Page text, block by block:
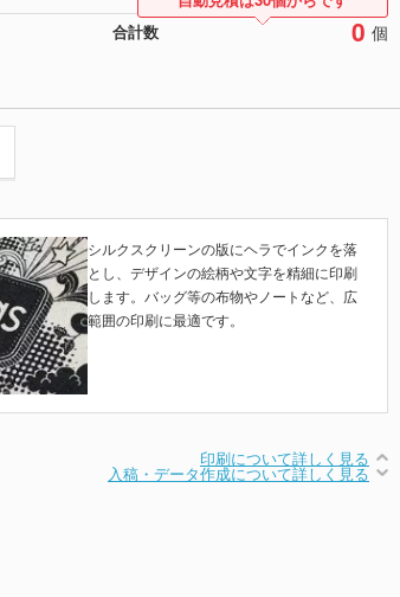
合計数 0 個
シルクスクリーンの版にヘラでインクを落
とし、デザインの絵柄や文字を精細に印刷
します。バッグ等の布物やノートなど、広
範囲の印刷に最適です。
印刷について詳しく見る
入稿・データ作成について詳しく見る